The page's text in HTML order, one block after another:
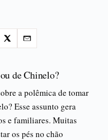
de Chinelo?
a polêmica de tomar
Esse assunto gera
e familiares. Muitas
os pés no chão